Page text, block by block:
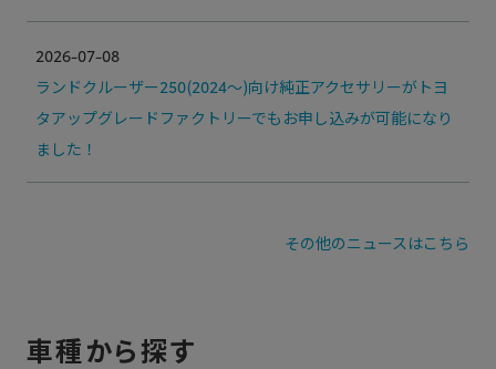
2026-07-08
ランドクルーザー250(2024～)向け純正アクセサリーがトヨ
タアップグレードファクトリーでもお申し込みが可能になり
ました！
その他のニュースはこちら
車種から探す